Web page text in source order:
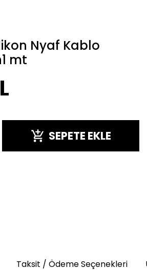
Nyaf Kablo
mt
SEPETE EKLE
Taksit / Ödeme Seçenekleri